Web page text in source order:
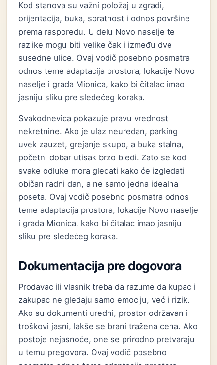
Kod stanova su važni položaj u zgradi,
orijentacija, buka, spratnost i odnos površine
prema rasporedu. U delu Novo naselje te
razlike mogu biti velike čak i između dve
susedne ulice. Ovaj vodič posebno posmatra
odnos teme adaptacija prostora, lokacije Novo
naselje i grada Mionica, kako bi čitalac imao
jasniju sliku pre sledećeg koraka.
Svakodnevica pokazuje pravu vrednost
nekretnine. Ako je ulaz neuredan, parking
uvek zauzet, grejanje skupo, a buka stalna,
početni dobar utisak brzo bledi. Zato se kod
svake odluke mora gledati kako će izgledati
običan radni dan, a ne samo jedna idealna
poseta. Ovaj vodič posebno posmatra odnos
teme adaptacija prostora, lokacije Novo naselje
i grada Mionica, kako bi čitalac imao jasniju
sliku pre sledećeg koraka.
Dokumentacija pre dogovora
Prodavac ili vlasnik treba da razume da kupac i
zakupac ne gledaju samo emociju, već i rizik.
Ako su dokumenti uredni, prostor održavan i
troškovi jasni, lakše se brani tražena cena. Ako
postoje nejasnoće, one se prirodno pretvaraju
u temu pregovora. Ovaj vodič posebno